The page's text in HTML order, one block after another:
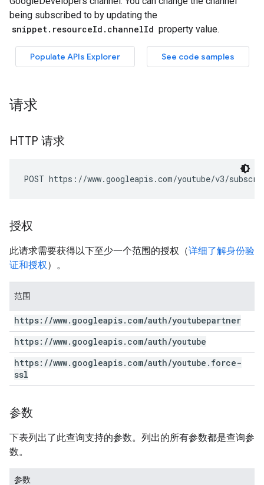
请求
HTTP 请求
POST https://www.googleapis.com/youtube/v3/
授权
此请求需要获得以下至少一个范围的授权（详细了解身份验
证和授权）。
范围
https: //www. googleapis. com/auth/youtubepartner
https: //www. googleapis. com/auth/youtube
https: //www. googleapis. com/auth/youtube . force-
ssl
参数
下表列出了此查询支持的参数。列出的所有参数都是查询参
数。
参数